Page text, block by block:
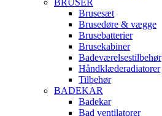
BRUSER
Brusesæt
Brusedøre & vægge
Brusebatterier
Brusekabiner
Badeværelsestilbehør
Håndklæderadiatorer
Tilbehør
BADEKAR
Badekar
Bad ventilatorer